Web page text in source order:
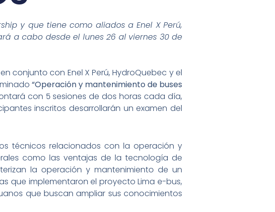
y que tiene como aliados a Enel X Perú,
a cabo desde el lunes 26 al viernes 30 de
conjunto con Enel X Perú, HydroQuebec y el
“Operación y mantenimiento de buses
con 5 sesiones de dos horas cada día,
inscritos desarrollarán un examen del
técnicos relacionados con la operación y
como las ventajas de la tecnología de
la operación y mantenimiento de un
que implementaron el proyecto Lima e-bus,
que buscan ampliar sus conocimientos